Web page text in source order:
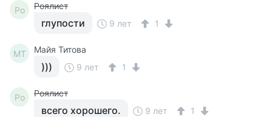
Ро Роялист
глупости 9 лет 1
МТ Майя Титова
))) 9 лет 1
Ро Роялист
всего хорошего. 9 лет 1